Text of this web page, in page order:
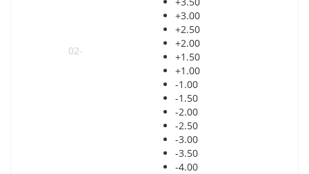
+3.00
+2.50
+2.00
+1.50
+1.00
-1.00
-1.50
-2.00
-2.50
-3.00
-3.50
-4.00